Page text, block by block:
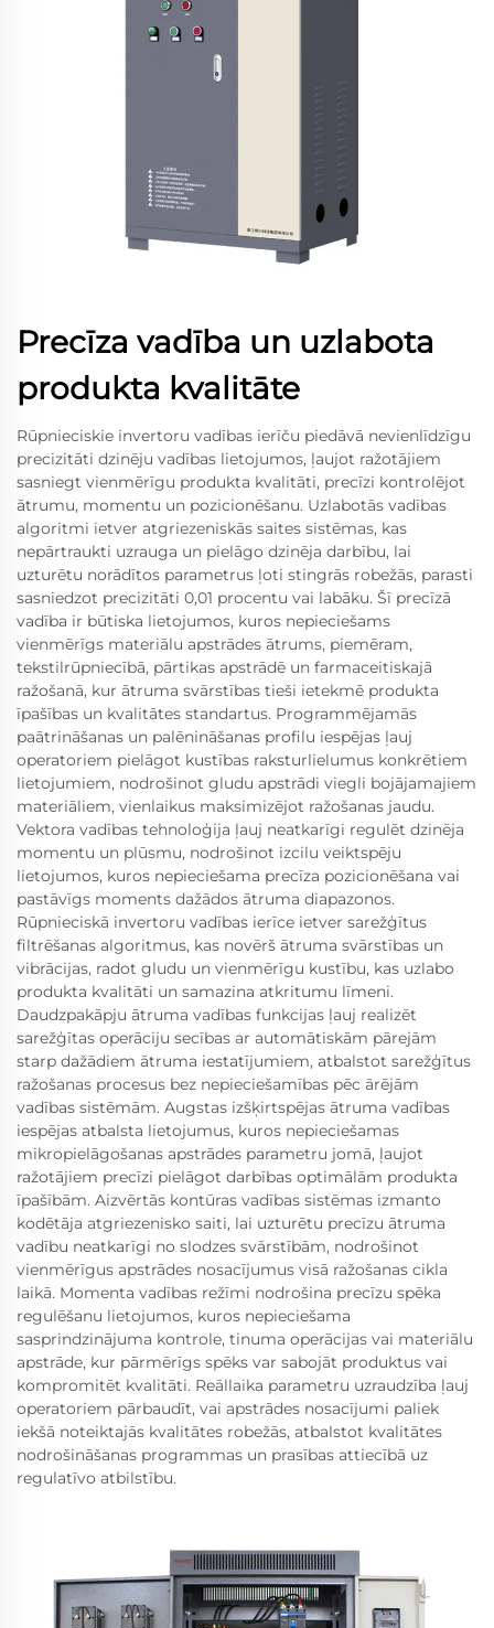
Precīza vadība un uzlabota
produkta kvalitāte
Rūpnieciskie invertoru vadības ierīču piedāvā nevienlīdzīgu
precizitāti dzinēju vadības lietojumos, ļaujot ražotājiem
sasniegt vienmērīgu produkta kvalitāti, precīzi kontrolējot
ātrumu, momentu un pozicionēšanu. Uzlabotās vadības
algoritmi ietver atgriezeniskās saites sistēmas, kas
nepārtraukti uzrauga un pielāgo dzinēja darbību, lai
uzturētu norādītos parametrus ļoti stingrās robežās, parasti
sasniedzot precizitāti 0,01 procentu vai labāku. Šī precīzā
vadība ir būtiska lietojumos, kuros nepieciešams
vienmērīgs materiālu apstrādes ātrums, piemēram,
tekstilrūpniecībā, pārtikas apstrādē un farmaceitiskajā
ražošanā, kur ātruma svārstības tieši ietekmē produkta
īpašības un kvalitātes standartus. Programmējamās
paātrināšanas un palēnināšanas profilu iespējas ļauj
operatoriem pielāgot kustības raksturlielumus konkrētiem
lietojumiem, nodrošinot gludu apstrādi viegli bojājamajiem
materiāliem, vienlaikus maksimizējot ražošanas jaudu.
Vektora vadības tehnoloģija ļauj neatkarīgi regulēt dzinēja
momentu un plūsmu, nodrošinot izcilu veiktspēju
lietojumos, kuros nepieciešama precīza pozicionēšana vai
pastāvīgs moments dažādos ātruma diapazonos.
Rūpnieciskā invertoru vadības ierīce ietver sarežģītus
filtrēšanas algoritmus, kas novērš ātruma svārstības un
vibrācijas, radot gludu un vienmērīgu kustību, kas uzlabo
produkta kvalitāti un samazina atkritumu līmeni.
Daudzpakāpju ātruma vadības funkcijas ļauj realizēt
sarežģītas operāciju secības ar automātiskām pārejām
starp dažādiem ātruma iestatījumiem, atbalstot sarežģītus
ražošanas procesus bez nepieciešamības pēc ārējām
vadības sistēmām. Augstas izšķirtspējas ātruma vadības
iespējas atbalsta lietojumus, kuros nepieciešamas
mikropielāgošanas apstrādes parametru jomā, ļaujot
ražotājiem precīzi pielāgot darbības optimālām produkta
īpašībām. Aizvērtās kontūras vadības sistēmas izmanto
kodētāja atgriezenisko saiti, lai uzturētu precīzu ātruma
vadību neatkarīgi no slodzes svārstībām, nodrošinot
vienmērīgus apstrādes nosacījumus visā ražošanas cikla
laikā. Momenta vadības režīmi nodrošina precīzu spēka
regulēšanu lietojumos, kuros nepieciešama
sasprindzinājuma kontrole, tinuma operācijas vai materiālu
apstrāde, kur pārmērīgs spēks var sabojāt produktus vai
kompromitēt kvalitāti. Reāllaika parametru uzraudzība ļauj
operatoriem pārbaudīt, vai apstrādes nosacījumi paliek
iekšā noteiktajās kvalitātes robežās, atbalstot kvalitātes
nodrošināšanas programmas un prasības attiecībā uz
regulatīvo atbilstību.